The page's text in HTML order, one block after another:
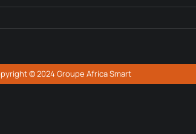
© 2024 Groupe Africa Smart